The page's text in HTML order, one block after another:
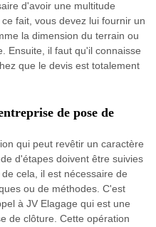
d'avoir une multitude
fait, vous devez lui fournir un
la dimension du terrain ou
Ensuite, il faut qu'il connaisse
que le devis est totalement
de pose de
qui peut revêtir un caractère
d'étapes doivent être suivies
cela, il est nécessaire de
ou de méthodes. C'est
à JV Elagage qui est une
de clôture. Cette opération